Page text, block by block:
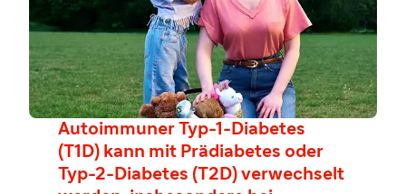
Autoimmuner Typ-1-Diabetes
(T1D) kann mit Prädiabetes oder
Typ-2-Diabetes (T2D) verwechselt